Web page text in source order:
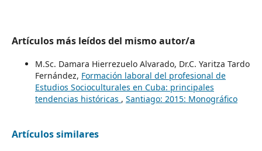
Artículos más leídos del mismo autor/a
M.Sc. Damara Hierrezuelo Alvarado, Dr.C. Yaritza Tardo
Fernández, Formación laboral del profesional de
Estudios Socioculturales en Cuba: principales
tendencias históricas , Santiago: 2015: Monográfico
Artículos similares